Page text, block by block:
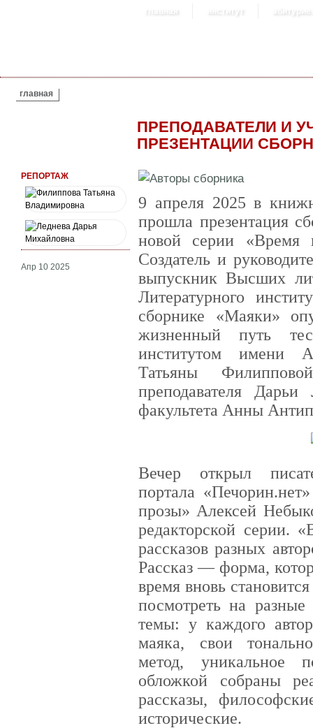
главная институт
ВЫ ЗДЕСЬ
главная
ПРЕПОДАВАТЕЛИ И
ПРЕЗЕНТАЦИИ
РЕПОРТАЖ
Апр 10 2025
9 апреля 2025 в
прошла презентация
новой серии «Время
Создатель и
выпускник Высших
Литературного
сборнике «Маяки»
жизненный путь
институтом имени
Татьяны
преподавателя Дарьи
факультета Анны
Вечер открыл
портала
прозы» Алексей
редакторской серии.
рассказов разных
Рассказ — форма,
время вновь
посмотреть на
темы: у каждого
маяка, свои
метод, уникальное
обложкой собраны
рассказы,
исторические.